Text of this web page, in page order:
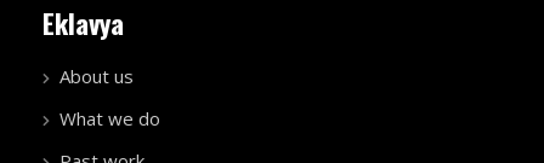
Eklavya
About us
What we do